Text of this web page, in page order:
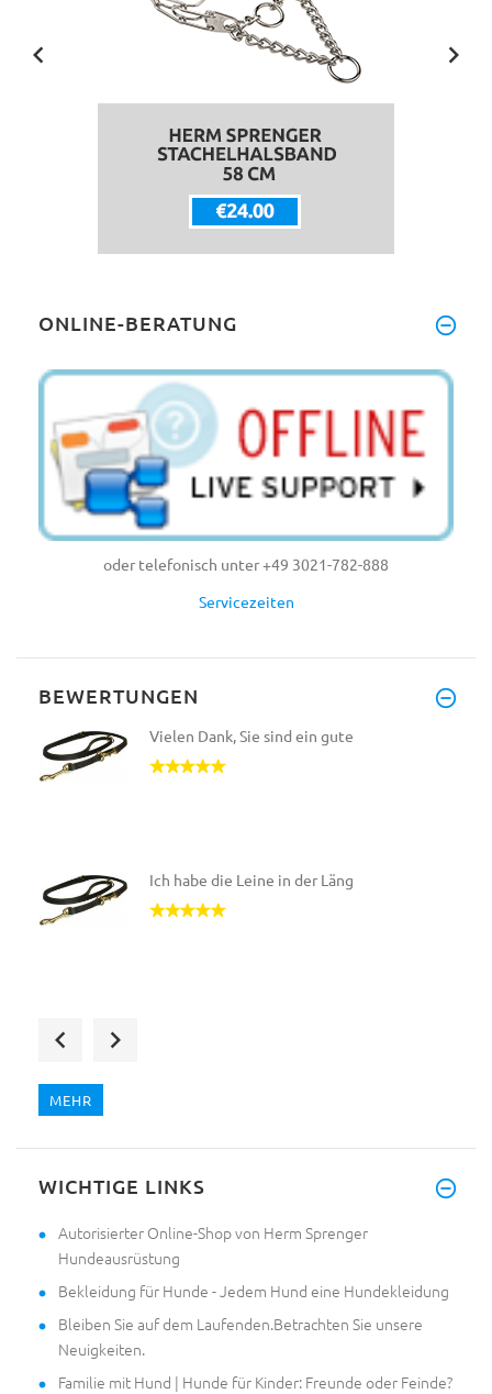
ONLINE-BERATUNG
oder telefonisch unter +49 3021-782-888
Servicezeiten
BEWERTUNGEN
Vielen Dank, Sie sind ein gute
Ich habe die Leine in der Läng
Gestern habe ich meine
MEHR
WICHTIGE LINKS
Autorisierter Online-Shop von Herm Sprenger
Hundeausrüstung
Bekleidung für Hunde - Jedem Hund eine Hundekleidung
Bleiben Sie auf dem Laufenden.Betrachten Sie unsere
Neuigkeiten.
Familie mit Hund | Hunde für Kinder: Freunde oder Feinde?